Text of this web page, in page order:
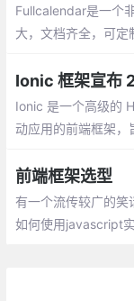
Fullcalendar是一个
大，文档齐全，可定
在Vue框架下使用
Ionic 框架宣布
Ionic 是一个高级的
动应用的前端框架，
ue 和 React 。
前端框架选型
有一个流传较广的笑
如何使用javascript
同的应用场景，杀